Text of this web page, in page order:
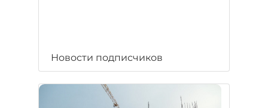
Новости подписчиков